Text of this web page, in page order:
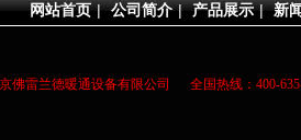
网站首页 | 公司简介 | 产品展示 | 新
佛雷兰德暖通设备有限公司 全国热线：